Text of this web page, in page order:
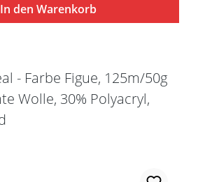
In den Warenkorb